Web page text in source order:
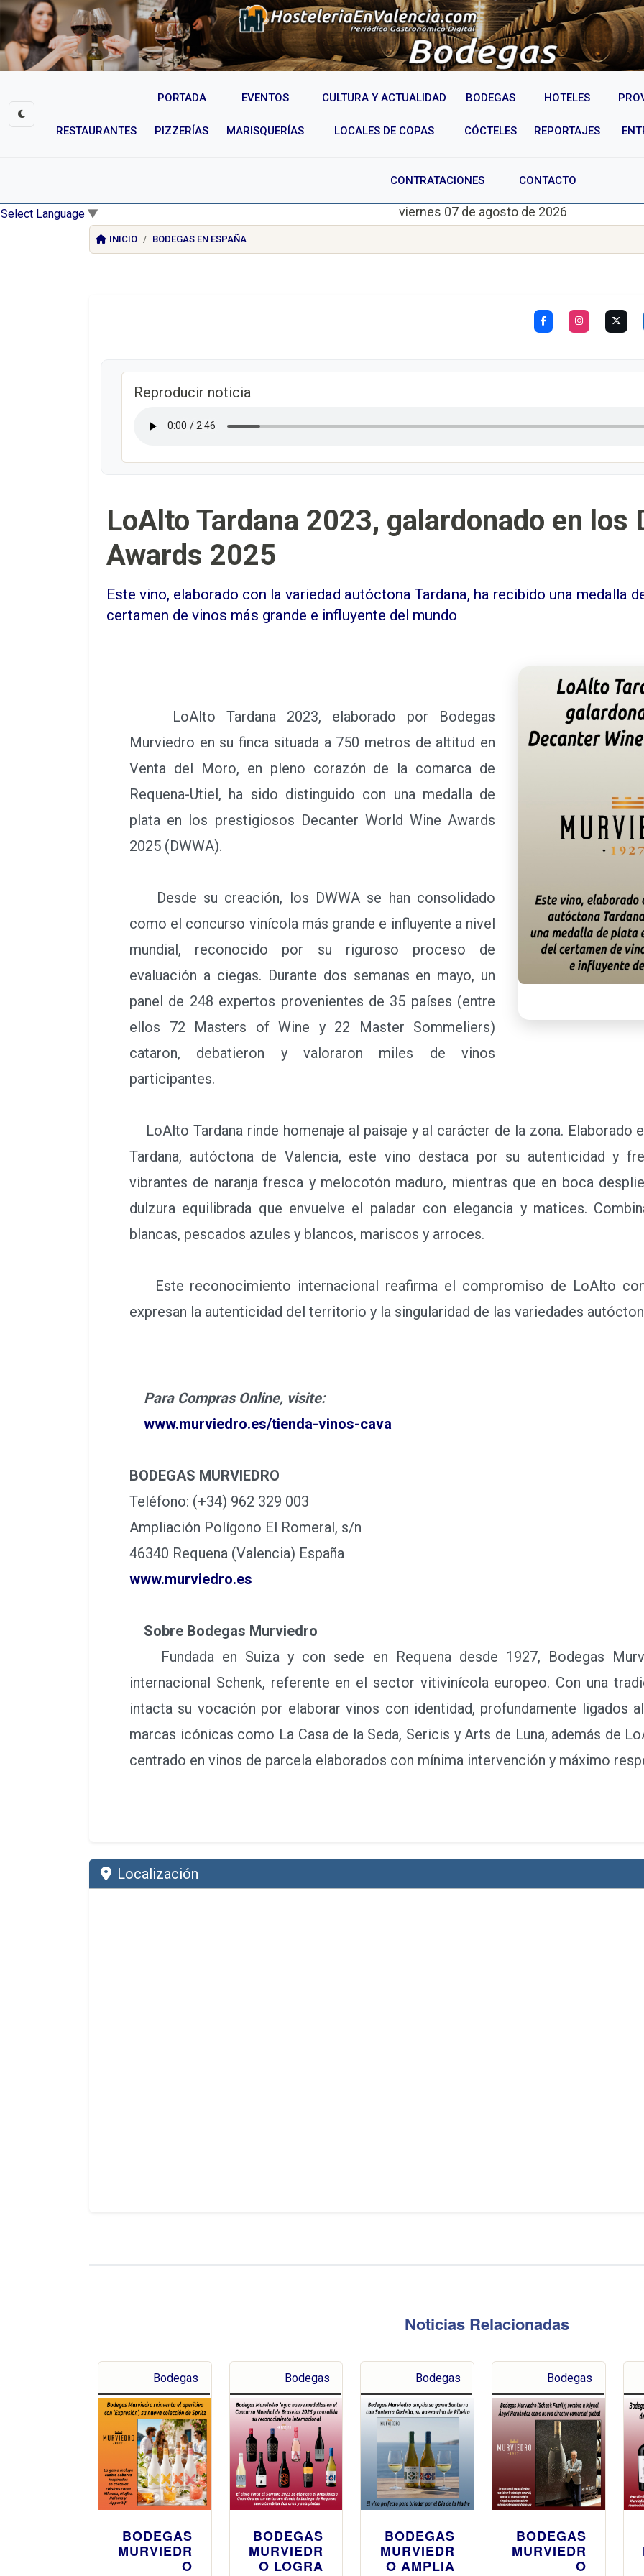
PORTADA EVENTOS CULTURA Y ACTUALIDAD BODEGAS HOTELES
RESTAURANTES PIZZERÍAS MARISQUERÍAS LOCALES DE COPAS CÓCTELES REPORTAJES
CONTRATACIONES CONTACTO
Select Language ▼ viernes 07 de agosto de 2026
INICIO BODEGAS EN ESPAÑA
Reproducir noticia
LoAlto Tardana 2023, galardonado en los
Awards 2025
Este vino, elaborado con la variedad autóctona Tardana, ha recibido una medalla
certamen de vinos más grande e influyente del mundo
LoAlto Tardana 2023, elaborado por Bodegas
Murviedro en su finca situada a 750 metros de altitud en
Venta del Moro, en pleno corazón de la comarca de
Requena-Utiel, ha sido distinguido con una medalla de
plata en los prestigiosos Decanter World Wine Awards
2025 (DWWA).
Desde su creación, los DWWA se han consolidado
como el concurso vinícola más grande e influyente a nivel
mundial, reconocido por su riguroso proceso de
evaluación a ciegas. Durante dos semanas en mayo, un
panel de 248 expertos provenientes de 35 países (entre
ellos 72 Masters of Wine y 22 Master Sommeliers)
cataron, debatieron y valoraron miles de vinos
participantes.
LoAlto Tardana rinde homenaje al paisaje y al carácter de la zona. Elaborado
Tardana, autóctona de Valencia, este vino destaca por su autenticidad y
vibrantes de naranja fresca y melocotón maduro, mientras que en boca
dulzura equilibrada que envuelve el paladar con elegancia y matices.
blancas, pescados azules y blancos, mariscos y arroces.
Este reconocimiento internacional reafirma el compromiso de LoAlto
expresan la autenticidad del territorio y la singularidad de las variedades
Para Compras Online, visite:
www.murviedro.es/tienda-vinos-cava
BODEGAS MURVIEDRO
Teléfono: (+34) 962 329 003
Ampliación Polígono El Romeral, s/n
46340 Requena (Valencia) España
www.murviedro.es
Sobre Bodegas Murviedro
Fundada en Suiza y con sede en Requena desde 1927, Bodegas
internacional Schenk, referente en el sector vitivinícola europeo. Con una
intacta su vocación por elaborar vinos con identidad, profundamente ligados
marcas icónicas como La Casa de la Seda, Sericis y Arts de Luna, además de
centrado en vinos de parcela elaborados con mínima intervención y máximo
Localización
Noticias Relacionadas
Bodegas
BODEGAS
MURVIEDR
O
Bodegas
BODEGAS
MURVIEDR
O LOGRA
Bodegas
BODEGAS
MURVIEDR
O AMPLIA
Bodegas
BODEGAS
MURVIEDR
O